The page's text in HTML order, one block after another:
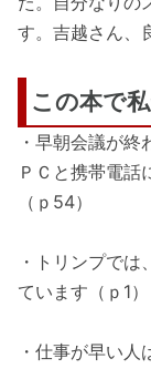
す。吉越さん、
この本で
・早朝会議が
ＰＣと携帯電話
（ｐ54）
・トリンプでは、
ています（ｐ1）
・仕事が早い人